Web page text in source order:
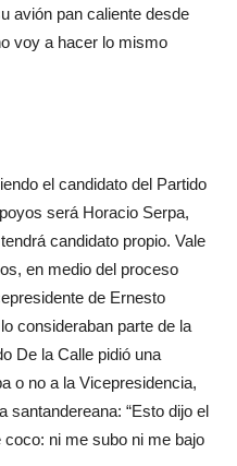
avión pan caliente desde
voy a hacer lo mismo
el candidato del Partido
será Horacio Serpa,
candidato propio. Vale
en medio del proceso
de Ernesto
consideraban parte de la
De la Calle pidió una
o no a la Vicepresidencia,
santandereana: “Esto dijo el
ni me subo ni me bajo